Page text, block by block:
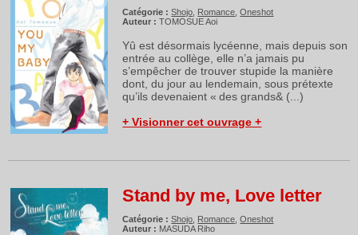
Catégorie : Shojo Romance ,Oneshot
Auteur :TOMOSUE Aoi
Yû est désormais lycéenne, mais depuis son
entrée au collège, elle n’a jamais pu
s’empêcher de trouver stupide la manière
dont, du jour au lendemain, sous prétexte
qu’ils devenaient « des grands& (...)
+ Visionner cet ouvrage +
Stand by me, Love letter
Catégorie : Shojo Romance ,Oneshot
Auteur : MASUDA Riho